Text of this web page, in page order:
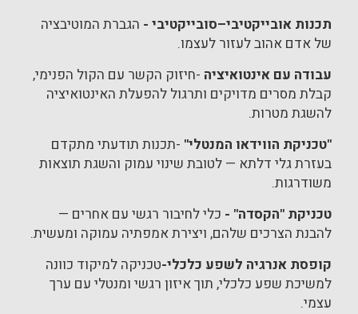
תכנות אובייקטיבי–סובייקטיבי - הגברת המוטיבציה
של אדם אהוב לעזור לעצמו.
עבודה עם אינטואיציה -חיזוק הקשר עם הקול הפנימי,
קבלת מסרים מדויקים ותרגול להפעלת האינטואיציה
להשגת מטרות.
"טכניקת הווידאו המנטלי" -תכנות תודעתי מתקדם
בעזרת גלי דלתא — לטובת שינוי עמוק והשגת תוצאות
משודרגות.
טכניקת "הקסדה" - כלי לחיבור רגשי עם אחרים —
להבנת הצרכים שלהם, ויצירת אמפתיה עמוקה ומעשית.
קופסת אנרגיה לשפע כלכלי-טכניקה למיקוד כוונה
למשיכת שפע כלכלי, תוך איזון רגשי ומנטלי עם ערך
עצמי.